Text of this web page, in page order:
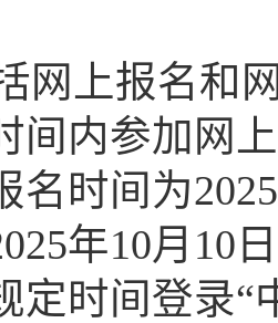
网上报名和
间内参加网
名时间为2025
5年10月10
定时间登录“